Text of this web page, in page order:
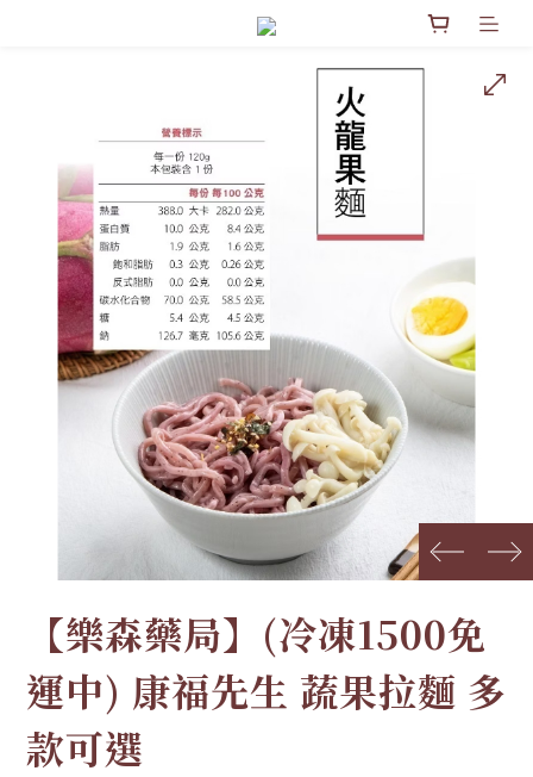
prev next
【樂森藥局】(冷凍1500免
運中) 康福先生 蔬果拉麵 多
款可選